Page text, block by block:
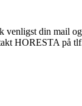
venligst din mail
HORESTA på